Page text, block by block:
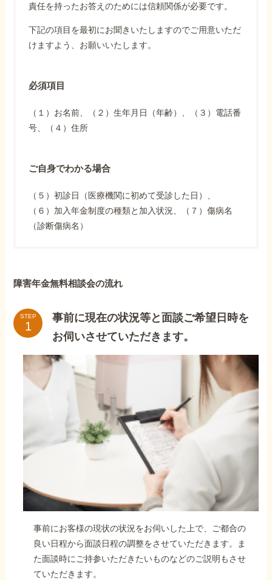
責任を持ったお答えのためには信頼関係が必要です。
下記の項目を最初にお聞きいたしますのでご用意いただ
けますよう、お願いいたします。
必須項目
（１）お名前、（２）生年月日（年齢）、（３）電話番
号、（４）住所
ご自身でわかる場合
（５）初診日（医療機関に初めて受診した日）、
（６）加入年金制度の種類と加入状況、（７）傷病名
（診断傷病名）
障害年金無料相談会の流れ
STEP
事前に現在の状況等と面談ご希望日時を
お伺いさせていただきます。
事前にお客様の現状の状況をお伺いした上で、ご都合の
良い日程から面談日程の調整をさせていただきます。ま
た面談時にご持参いただきたいものなどのご説明もさせ
ていただきます。